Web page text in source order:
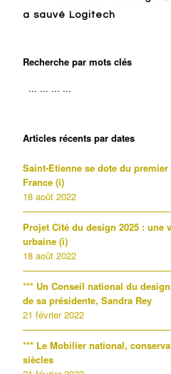
a sauvé Logitech
Recherche par mots clés
Articles récents par dates
Saint-Etienne se dote du
France (i)
18 août 2022
Projet Cité du design 2025 : une
urbaine (i)
18 août 2022
*** Un Conseil national du
de sa présidente, Sandra Rey
21 février 2022
*** Le Mobilier national,
siècles